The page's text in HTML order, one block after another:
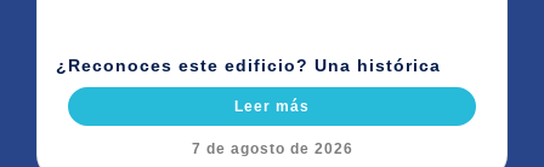
¿Reconoces este edificio? Una histórica
Leer más
7 de agosto de 2026